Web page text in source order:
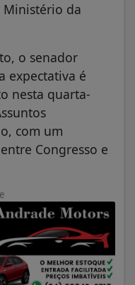
da
o senador
expectativa é
nesta quarta-
com um
Congresso e